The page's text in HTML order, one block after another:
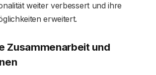
weiter verbessert und ihre
erweitert.
Zusammenarbeit und